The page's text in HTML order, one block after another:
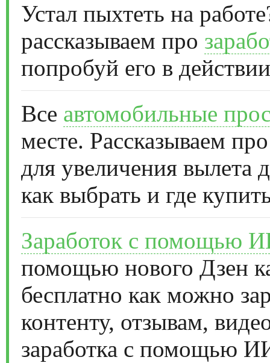
Устал пыхтеть на
рассказываем про
попробуй его в
Все автомобильные
месте. Рассказываем
для увеличения вылета
как выбрать и где
Заработок с помощью
помощью нового Дзен
бесплатно как можно
контенту, отзывам,
заработка с помощью